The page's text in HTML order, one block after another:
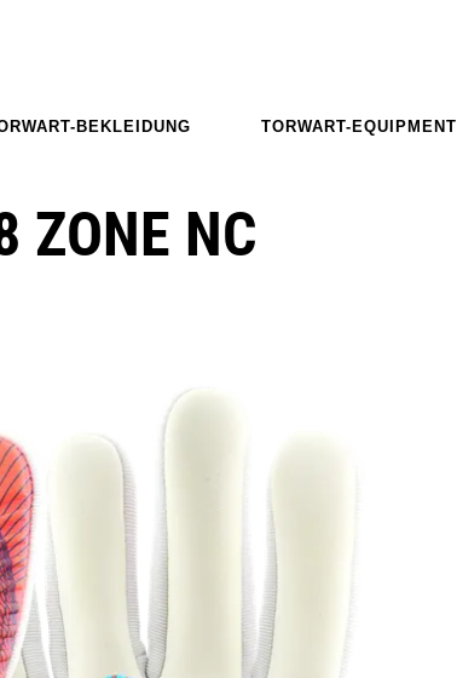
BEKLEIDUNG TORWART-EQUIPMENT
ZONE NC